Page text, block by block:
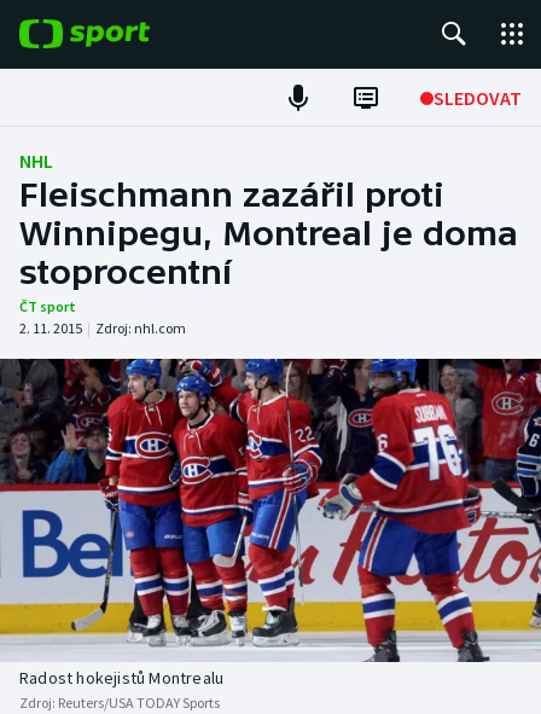
SLEDOVAT
Fotbal
Hokej
Tenis
Atletika
Cyklistika
DALŠÍ SPORTY
Americký fotbal
Baseball a softbal
Basketbal
Biatlon
NEPŘEHLÉDNĚTE
Soutěže
Historické návraty
Aplikace ČT sport
NHL
Fleischmann zazářil proti
Winnipegu, Montreal je doma
stoprocentní
ČT sport
2. 11. 2015 | Zdroj: nhl.com
Radost hokejistů Montrealu
Zdroj: Reuters/USA TODAY Sports